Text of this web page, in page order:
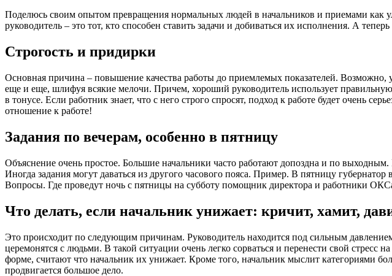
Поделюсь своим опытом превращения нормальных людей в начальников и приемами как
руководитель – это тот, кто способен ставить задачи и добиваться их исполнения. А
Строгость и придирки
Основная причина – повышение качества работы до приемлемых показателей. Возможно,
еще и еще, шлифуя всякие мелочи. Причем, хороший руководитель использует
в тонусе. Если работник знает, что с него строго спросят, подход к работе будет очень
отношение к работе!
Задания по вечерам, особенно в пятницу
Объяснение очень простое. Большие начальники часто работают допоздна и по
Иногда задания могут даваться из другого часового пояса. Пример. В пятницу
Вопросы. Где проведут ночь с пятницы на субботу помощник директора и работники
Что делать, если начальник унижает: кричит, хамит,
Это происходит по следующим причинам. Руководитель находится под сильным
церемонятся с людьми. В такой ситуации очень легко сорваться и перенести свой
форме, считают что начальник их унижает. Кроме того, начальник мыслит категориями
продвигается большое дело.